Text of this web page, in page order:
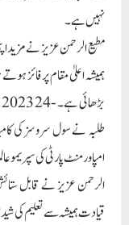
نہیں ہے۔
مطیع الرحمن عزیز نے مزید
ہمیشہ اعلیٰ مقام پر فائز
طلبہ نے سول سروسز کی
امپاورمنٹ پارٹی کی سپریمو
الرحمن عزیز نے قابل
قیادت ہمیشہ سے تعلیم کی